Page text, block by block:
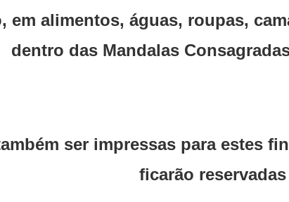
em alimentos, águas, roupas,
dentro das Mandalas
ser impressas para estes
ficarão